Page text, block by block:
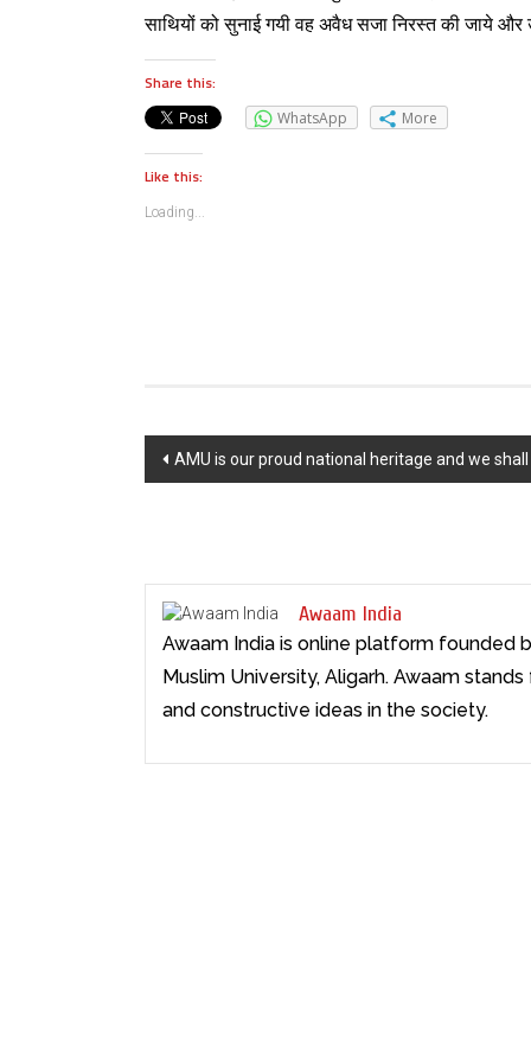
साथियों को सुनाई गयी वह अवैध सजा निरस्त की जाये और
Share this:
WhatsApp More
Like this:
Loading...
Post navigation
AMU is our proud national heritage and we
Awaam India
Awaam India is online platform founded
Muslim University, Aligarh. Awaam
and constructive ideas in the society.